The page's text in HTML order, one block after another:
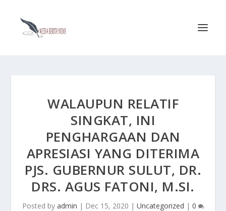
WALAUPUN RELATIF
SINGKAT, INI
PENGHARGAAN DAN
APRESIASI YANG DITERIMA
PJS. GUBERNUR SULUT, DR.
DRS. AGUS FATONI, M.SI.
Posted by admin | Dec 15, 2020 | Uncategorized | 0